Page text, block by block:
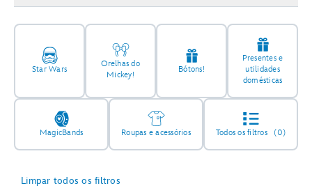
Star Wars
Orelhas do
Mickey!
Bótons!
Presentes e
utilidades
domésticas
MagicBands Roupas e acessórios Todos os filtros(0)
Limpar todos os filtros